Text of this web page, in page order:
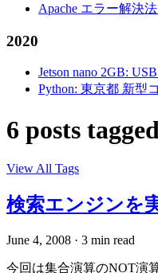
Apache エラー解決法
2020
Jetson nano 2GB:
Python: 東京都 新型
6 posts
View All Tags
検索エンジンを
June 4, 2008 · 3 min read
今回は集合演算のNOT演